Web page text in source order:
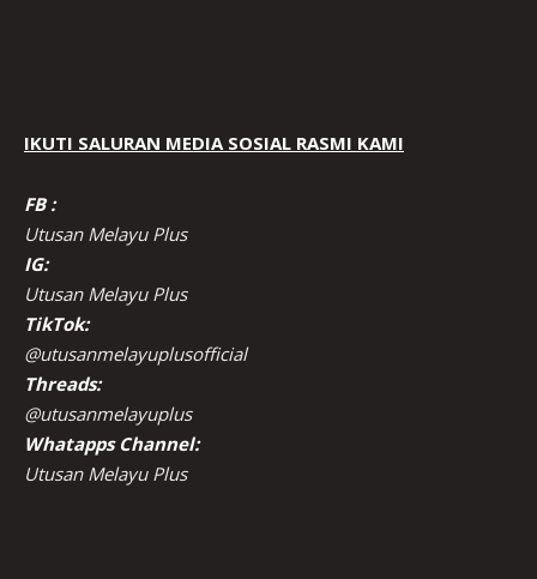
IKUTI SALURAN MEDIA SOSIAL RASMI KAMI
FB :
Utusan Melayu Plus
IG:
Utusan Melayu Plus
TikTok:
@utusanmelayuplusofficial
Threads:
@utusanmelayuplus
Whatapps Channel:
Utusan Melayu Plus